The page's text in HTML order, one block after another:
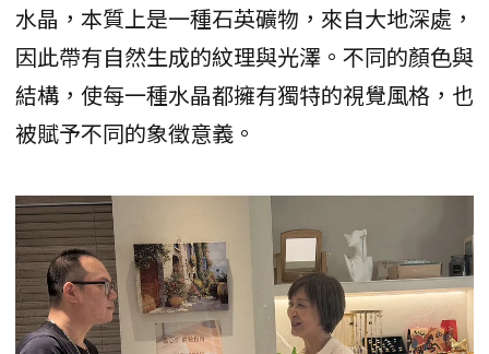
水晶，本質上是一種石英礦物，來自大地深處，
因此帶有自然生成的紋理與光澤。不同的顏色與
結構，使每一種水晶都擁有獨特的視覺風格，也
被賦予不同的象徵意義。